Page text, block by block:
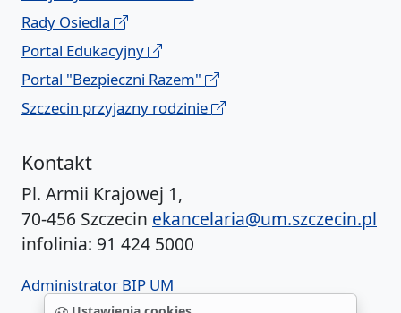
Rady Osiedla
Portal Edukacyjny
Portal "Bezpieczni Razem"
Szczecin przyjazny rodzinie
Kontakt
Pl. Armii Krajowej 1,
70-456 Szczecin ekancelaria@um.szczecin.pl
infolinia: 91 424 5000
Administrator BIP UM